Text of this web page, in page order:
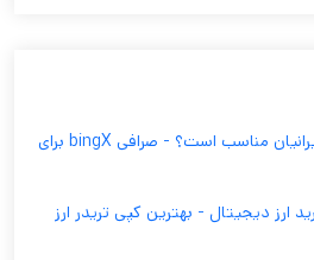
🏢صرافی بینگ ایکس برای ایرانیان مناسب است؟ - صرافی bingX برای
ارز دیجیتال - بهترین کپی تریدر ارز